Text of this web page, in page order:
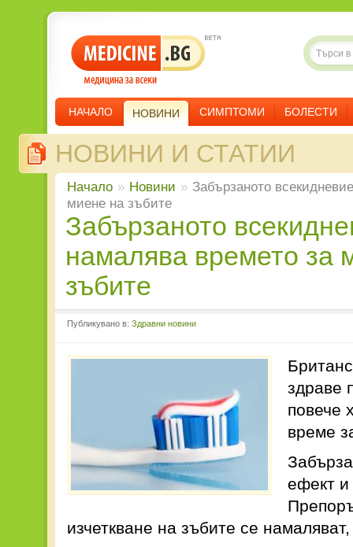
НАЧАЛО НОВИНИ СИМПТОМИ БОЛЕСТИ
НОВИНИ И СТАТИИ
Начало » Новини » Забързаното
миене на зъбите
Забързаното всекидневие
намалява времето за
зъбите
Публикувано в: Здравни новини
здраве
повече
време
ефект и
изчеткване на зъбите се